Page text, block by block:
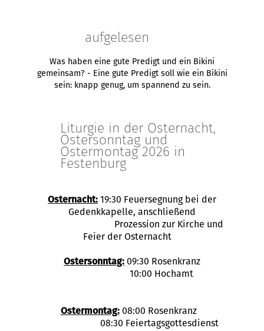
aufgelesen
Was haben eine gute Predigt und ein Bikini
gemeinsam? - Eine gute Predigt soll wie ein Bikini
sein: knapp genug, um spannend zu sein.
Liturgie in der Osternacht,
Ostersonntag und
Ostermontag 2026 in
Festenburg
Osternacht: 19:30 Feuersegnung bei der
Gedenkkapelle, anschließend
Prozession zur Kirche und
Feier der Osternacht
Ostersonntag: 09:30 Rosenkranz
10:00 Hochamt
Ostermontag:08:00 Rosenkranz
08:30 Feiertagsgottesdienst